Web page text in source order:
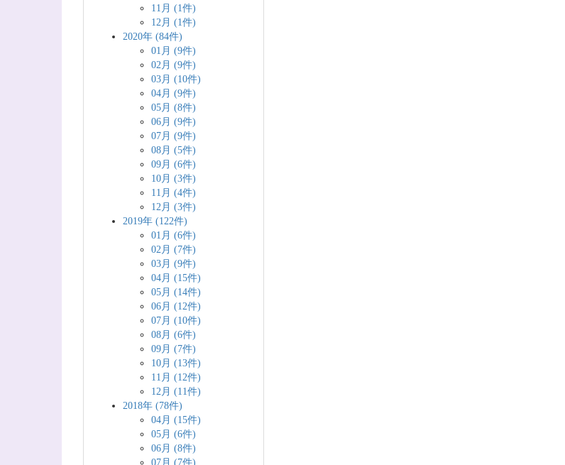
11月 (1件)
12月 (1件)
2020年 (84件)
01月 (9件)
02月 (9件)
03月 (10件)
04月 (9件)
05月 (8件)
06月 (9件)
07月 (9件)
08月 (5件)
09月 (6件)
10月 (3件)
11月 (4件)
12月 (3件)
2019年 (122件)
01月 (6件)
02月 (7件)
03月 (9件)
04月 (15件)
05月 (14件)
06月 (12件)
07月 (10件)
08月 (6件)
09月 (7件)
10月 (13件)
11月 (12件)
12月 (11件)
2018年 (78件)
04月 (15件)
05月 (6件)
06月 (8件)
07月 (7件)